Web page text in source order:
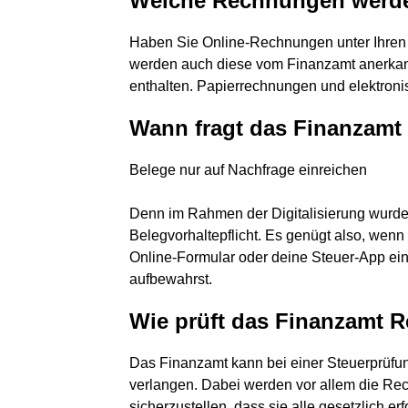
Haben Sie Online-Rechnungen unter
werden auch diese vom Finanzamt
enthalten. Papierrechnungen und
Wann fragt das
Belege nur auf Nachfrage einreichen
Denn im Rahmen der Digitalisierung
Belegvorhaltepflicht. Es genügt also,
Online-Formular oder deine Steuer-App
aufbewahrst.
Wie prüft das Finanzamt
Das Finanzamt kann bei einer
verlangen. Dabei werden vor allem die